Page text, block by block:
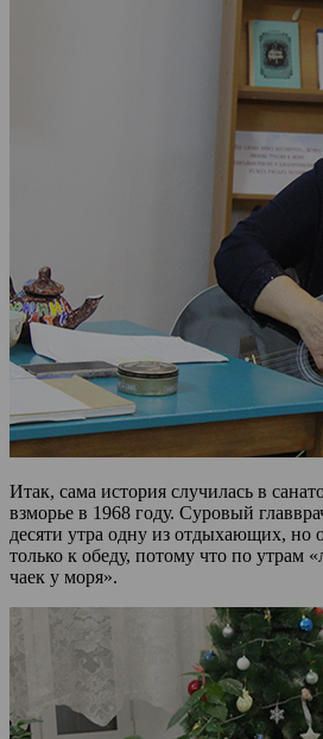
Итак, сама история случилась в
взморье в 1968 году. Суровый
десяти утра одну из отдыхающих, но
только к обеду, потому что по утрам
чаек у моря».